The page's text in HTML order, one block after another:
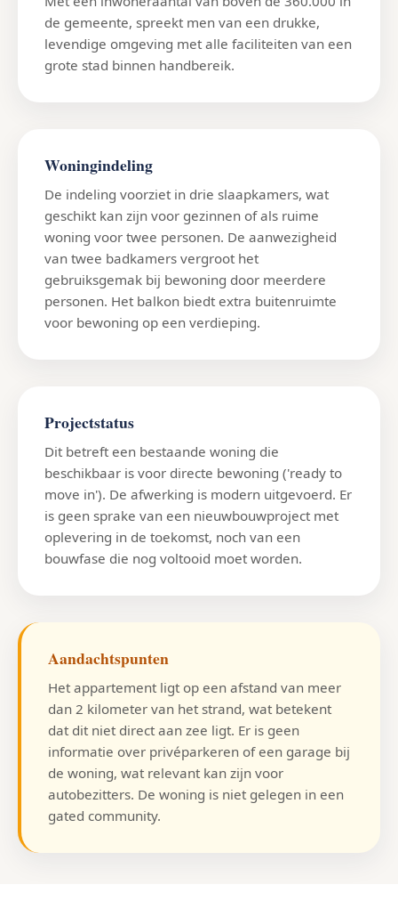
de gemeente, spreekt men van een drukke,
levendige omgeving met alle faciliteiten van een
grote stad binnen handbereik.
Woningindeling
De indeling voorziet in drie slaapkamers, wat
geschikt kan zijn voor gezinnen of als ruime
woning voor twee personen. De aanwezigheid
van twee badkamers vergroot het
gebruiksgemak bij bewoning door meerdere
personen. Het balkon biedt extra buitenruimte
voor bewoning op een verdieping.
Projectstatus
Dit betreft een bestaande woning die
beschikbaar is voor directe bewoning ('ready to
move in'). De afwerking is modern uitgevoerd. Er
is geen sprake van een nieuwbouwproject met
oplevering in de toekomst, noch van een
bouwfase die nog voltooid moet worden.
Aandachtspunten
Het appartement ligt op een afstand van meer
dan 2 kilometer van het strand, wat betekent
dat dit niet direct aan zee ligt. Er is geen
informatie over privéparkeren of een garage bij
de woning, wat relevant kan zijn voor
autobezitters. De woning is niet gelegen in een
gated community.